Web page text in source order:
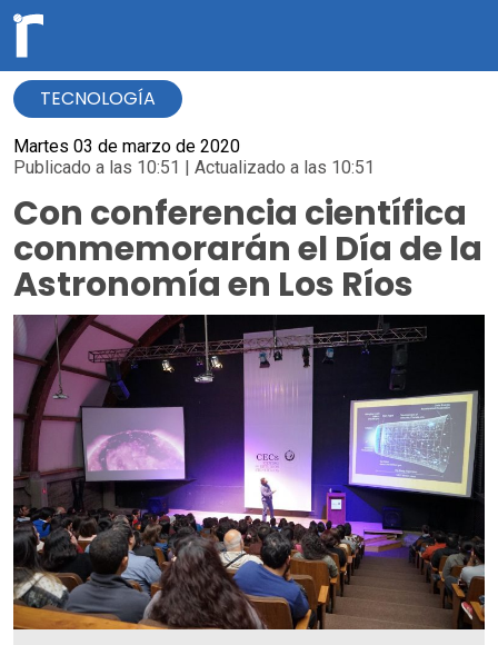
TECNOLOGÍA
Martes 03 de marzo de 2020
Publicado a las 10:51 | Actualizado a las 10:51
Con conferencia científica
conmemorarán el Día de la
Astronomía en Los Ríos